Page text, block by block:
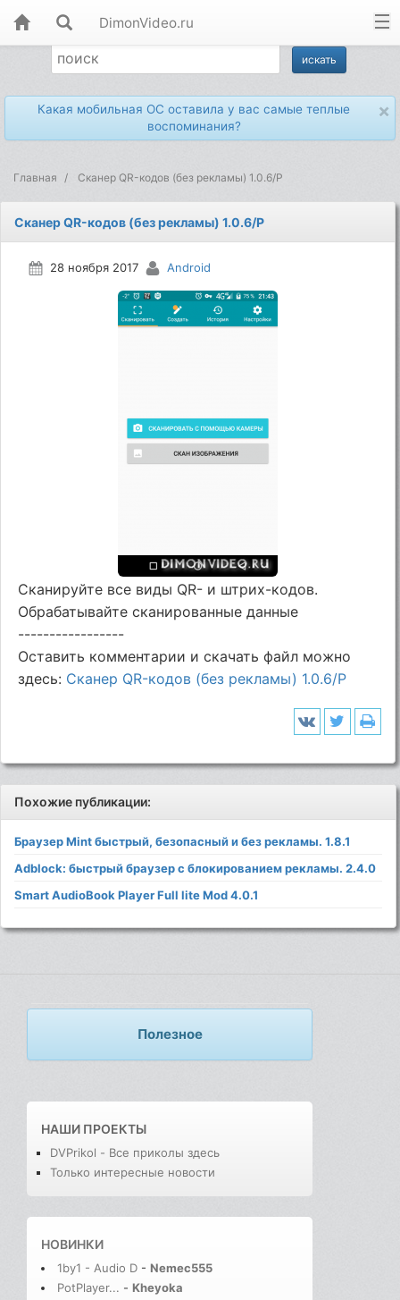
DimonVideo.ru
×
Какая мобильная ОС оставила у вас самые теплые
воспоминания?
Главная Сканер QR-кодов (без рекламы) 1.0.6/P
Сканер QR-кодов (без рекламы) 1.0.6/P
28 ноября 2017 Android
Сканируйте все виды QR- и штрих-кодов.
Обрабатывайте сканированные данные
-----------------
Оставить комментарии и скачать файл можно
здесь: Сканер QR-кодов (без рекламы) 1.0.6/P
Похожие публикации:
Браузер Mint быстрый, безопасный и без рекламы. 1.8.1
Adblock: быстрый браузер с блокированием рекламы. 2.4.0
Smart AudioBook Player Full lite Mod 4.0.1
Полезное
НАШИ ПРОЕКТЫ
DVPrikol - Все приколы здесь
Только интересные новости
НОВИНКИ
1by1 - Audio D - Nemec555
PotPlayer... - Kheyoka